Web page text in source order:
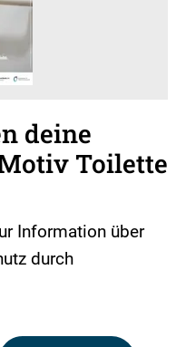
deine
Toilette
Information über
durch